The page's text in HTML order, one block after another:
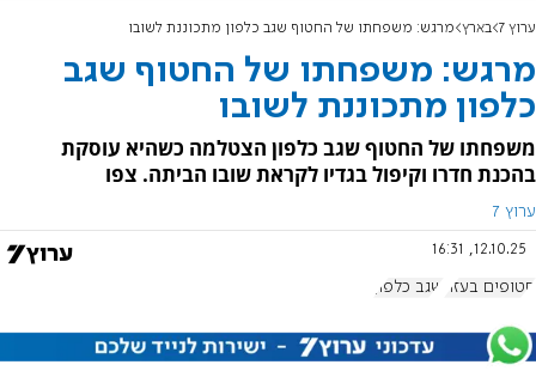
ערוץ 7 בארץ מרגש: משפחתו של החטוף שגב כלפון מתכוננת לשובו
מרגש: משפחתו של החטוף שגב
כלפון מתכוננת לשובו
משפחתו של החטוף שגב כלפון הצטלמה כשהיא עוסקת
בהכנת חדרו וקיפול בגדיו לקראת שובו הביתה. צפו
ערוץ 7
12.10.25, 16:31
חטופים בעזה שגב כלפון